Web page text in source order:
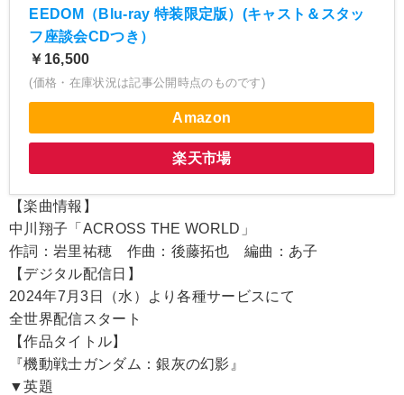
EEDOM（Blu-ray 特装限定版）(キャスト＆スタッ
フ座談会CDつき）
￥16,500
(価格・在庫状況は記事公開時点のものです)
Amazon
楽天市場
【楽曲情報】
中川翔子「ACROSS THE WORLD」
作詞：岩里祐穂 作曲：後藤拓也 編曲：あ子
【デジタル配信日】
2024年7月3日（水）より各種サービスにて
全世界配信スタート
【作品タイトル】
『機動戦士ガンダム：銀灰の幻影』
▼英題